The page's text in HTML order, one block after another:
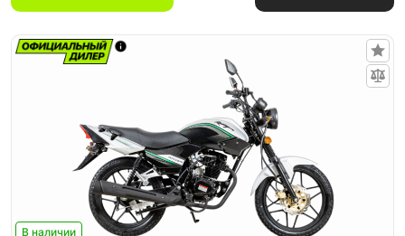
В наличии